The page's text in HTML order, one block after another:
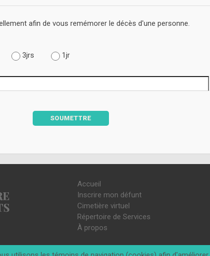
afin de vous remémorer le décès d'une personne.
3jrs 1jr
SOUMETTRE
Accueil
Inscrire mon défunt
Cimetière virtuel
Répertoire de Services
À propos